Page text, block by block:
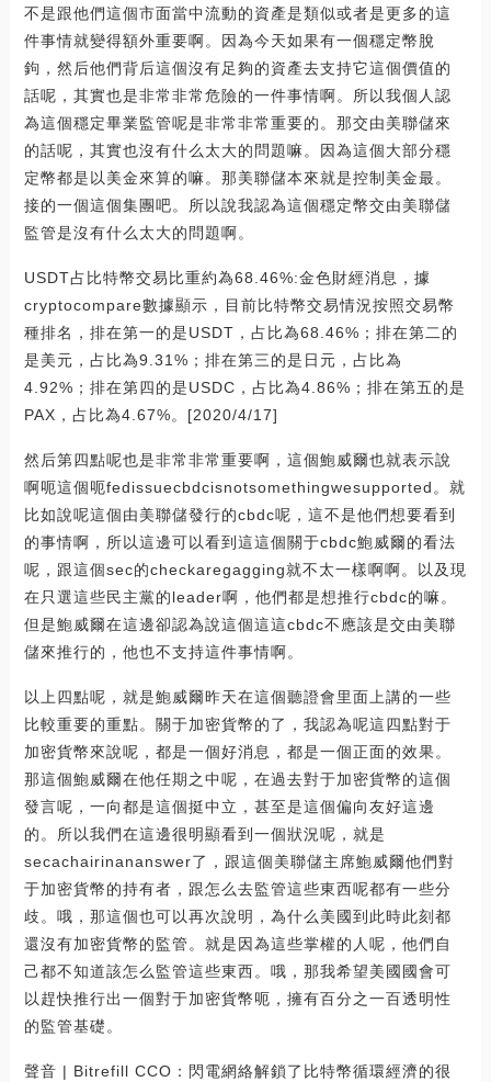
不是跟他們這個市面當中流動的資產是類似或者是更多的這
件事情就變得額外重要啊。因為今天如果有一個穩定幣脫
鉤，然后他們背后這個沒有足夠的資產去支持它這個價值的
話呢，其實也是非常非常危險的一件事情啊。所以我個人認
為這個穩定畢業監管呢是非常非常重要的。那交由美聯儲來
的話呢，其實也沒有什么太大的問題嘛。因為這個大部分穩
定幣都是以美金來算的嘛。那美聯儲本來就是控制美金最。
接的一個這個集團吧。所以說我認為這個穩定幣交由美聯儲
監管是沒有什么太大的問題啊。
USDT占比特幣交易比重約為68.46%:金色財經消息，據
cryptocompare數據顯示，目前比特幣交易情況按照交易幣
種排名，排在第一的是USDT，占比為68.46%；排在第二的
是美元，占比為9.31%；排在第三的是日元，占比為
4.92%；排在第四的是USDC，占比為4.86%；排在第五的是
PAX，占比為4.67%。[2020/4/17]
然后第四點呢也是非常非常重要啊，這個鮑威爾也就表示說
啊呃這個呃fedissuecbdcisnotsomethingwesupported。就
比如說呢這個由美聯儲發行的cbdc呢，這不是他們想要看到
的事情啊，所以這邊可以看到這這個關于cbdc鮑威爾的看法
呢，跟這個sec的checkaregagging就不太一樣啊啊。以及現
在只選這些民主黨的leader啊，他們都是想推行cbdc的嘛。
但是鮑威爾在這邊卻認為說這個這這cbdc不應該是交由美聯
儲來推行的，他也不支持這件事情啊。
以上四點呢，就是鮑威爾昨天在這個聽證會里面上講的一些
比較重要的重點。關于加密貨幣的了，我認為呢這四點對于
加密貨幣來說呢，都是一個好消息，都是一個正面的效果。
那這個鮑威爾在他任期之中呢，在過去對于加密貨幣的這個
發言呢，一向都是這個挺中立，甚至是這個偏向友好這邊
的。所以我們在這邊很明顯看到一個狀況呢，就是
secachairinananswer了，跟這個美聯儲主席鮑威爾他們對
于加密貨幣的持有者，跟怎么去監管這些東西呢都有一些分
歧。哦，那這個也可以再次說明，為什么美國到此時此刻都
還沒有加密貨幣的監管。就是因為這些掌權的人呢，他們自
己都不知道該怎么監管這些東西。哦，那我希望美國國會可
以趕快推行出一個對于加密貨幣呃，擁有百分之一百透明性
的監管基礎。
聲音 | Bitrefill CCO：閃電網絡解鎖了比特幣循環經濟的很